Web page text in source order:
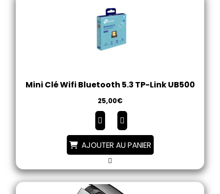
Mini Clé Wifi Bluetooth 5.3 TP-Link UB500
25,00€
AJOUTER AU PANIER